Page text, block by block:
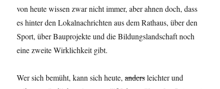
von heute wissen zwar nicht immer, aber ahnen doch, dass
es hinter den Lokalnachrichten aus dem Rathaus, über den
Sport, über Bauprojekte und die Bildungslandschaft noch
eine zweite Wirklichkeit gibt.
Wer sich bemüht, kann sich heute,andersleichter und